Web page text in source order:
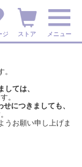
ジ ストア メニュー
ては、
。
せにつきましても、
うお願い申し上げま